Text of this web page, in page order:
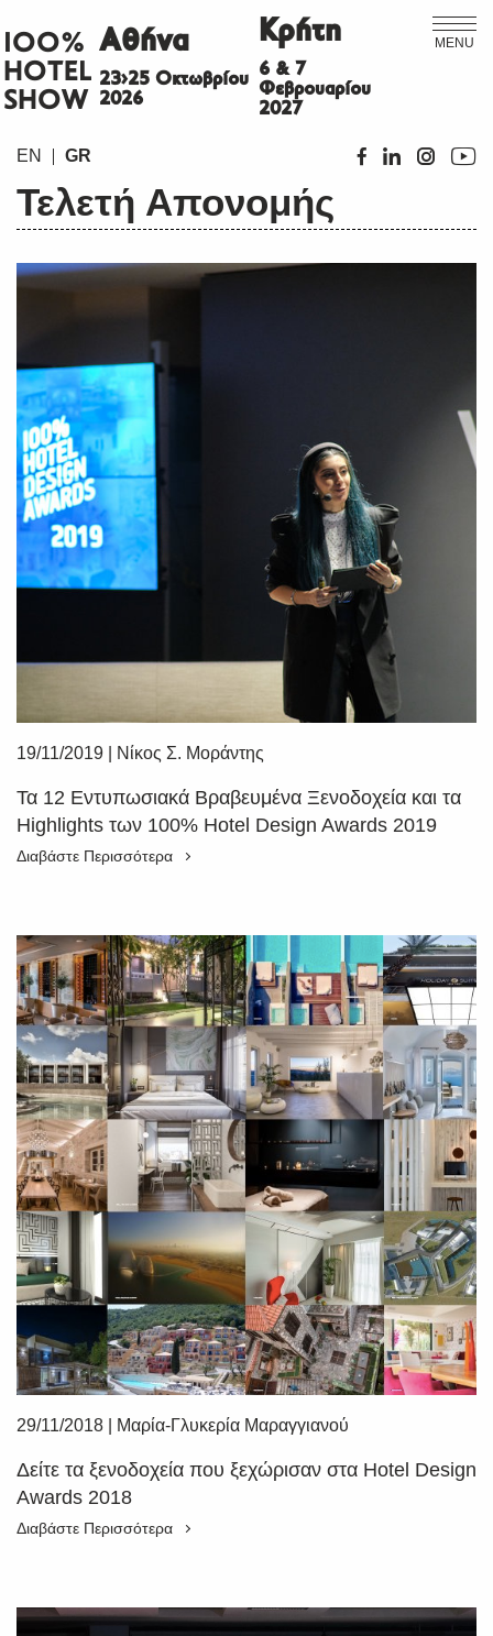
MENU
ΙΟΟ%
HOTEL
SHOW
Αθήνα
23>25 Οκτωβρίου
2026
Κρήτη
6 & 7
Φεβρουαρίου
2027
EN GR
Τελετή Απονομής
19/11/2019 Νίκος Σ. Μοράντης
Τα 12 Εντυπωσιακά Βραβευμένα Ξενοδοχεία και τα
Highlights των 100% Hotel Design Awards 2019
Διαβάστε Περισσότερα
29/11/2018 Μαρία-Γλυκερία Μαραγγιανού
Δείτε τα ξενοδοχεία που ξεχώρισαν στα Hotel Design
Awards 2018
Διαβάστε Περισσότερα